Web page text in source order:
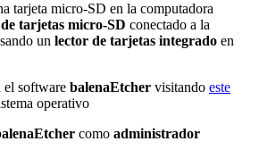
tarjeta micro-SD en la computadora
tarjetas micro-SD conectado a la
un lector de tarjetas integrado en
el software balenaEtcher visitando este
operativo
como administrador